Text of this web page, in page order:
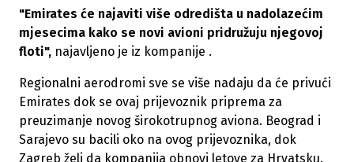
"Emirates će najaviti više odredišta u nadolazećim
mjesecima kako se novi avioni pridružuju njegovoj
floti", najavljeno je iz kompanije .
Regionalni aerodromi sve se više nadaju da će privući
Emirates dok se ovaj prijevoznik priprema za
preuzimanje novog širokotrupnog aviona. Beograd i
Sarajevo su bacili oko na ovog prijevoznika, dok
Zagreb želi da kompanija obnovi letove za Hrvatsku.